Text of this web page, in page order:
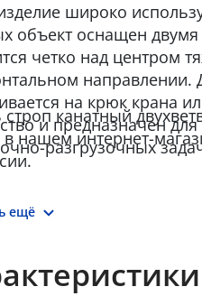
широко
объект оснащен
четко над центром
направлении.
на крюк крана
и предназначен
разгрузочных
строп канатный
нашем интернет-
ещё